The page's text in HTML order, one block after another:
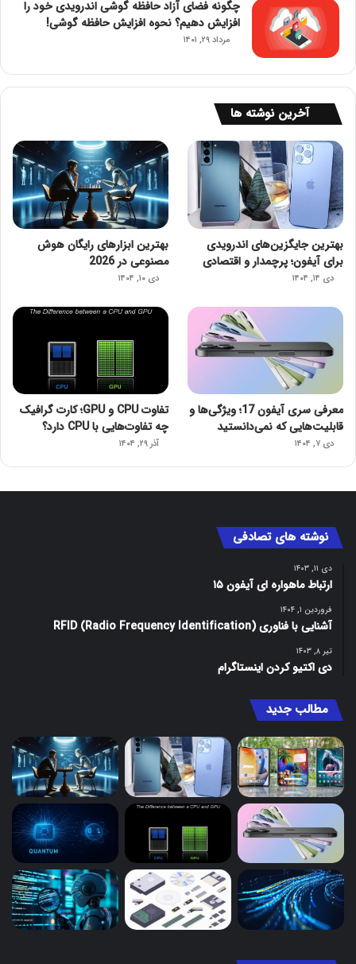
چگونه فضای آزاد حافظه گوشی اندرویدی خود را
افزایش دهیم؟ نحوه افزایش حافظه گوشی!
مرداد ۲۹, ۱۴۰۱
آخرین نوشته ها
بهترین جایگزین‌های اندرویدی
برای آیفون؛ پرچمدار و اقتصادی
دی ۱۴, ۱۴۰۴
بهترین ابزارهای رایگان هوش
مصنوعی در 2026
دی ۱۰, ۱۴۰۴
معرفی سری آیفون 17؛ ویژگی‌ها و
قابلیت‌هایی که نمی‌دانستید
دی ۷, ۱۴۰۴
تفاوت CPU و GPU؛ کارت گرافیک
چه تفاوت‌هایی با CPU دارد؟
آذر ۲۹, ۱۴۰۴
نوشته های تصادفی
دی ۱۱, ۱۴۰۳
ارتباط ماهواره ‌ای آیفون ۱۵
فروردین ۱, ۱۴۰۴
آشنایی با ‌‌‌فناوری RFID (Radio Frequency Identification)
تیر ۸, ۱۴۰۳
دی اکتیو کردن اینستاگرام
مطالب جدید